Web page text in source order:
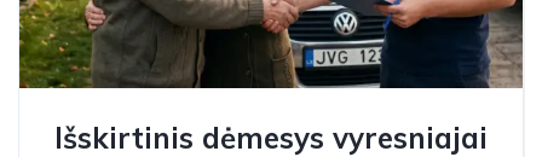
Išskirtinis dėmesys vyresniajai